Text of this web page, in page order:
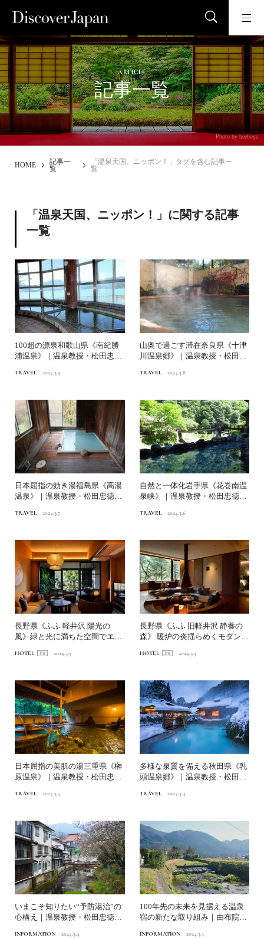
ARTICLE
記事一覧
Photo by beeboys
HOME
記事一
覧
「温泉天国、ニッポン！」タグを含む記事一
覧
「温泉天国、ニッポン！」に関する記事
一覧
100超の源泉和歌山県《南紀勝
浦温泉》｜温泉教授・松田忠徳
TRAVEL 2024.3.9
山奥で過ごす滞在奈良県《十津
川温泉郷》｜温泉教授・松田忠
TRAVEL 2024.3.8
日本屈指の効き湯福島県《高湯
温泉》｜温泉教授・松田忠徳が
TRAVEL 2024.3.7
自然と一体化岩手県《花巻南温
泉峡》｜温泉教授・松田忠徳が
TRAVEL 2024.3.6
長野県《ふふ 軽井沢 陽光の
風》緑と光に満ちた空間でエネ
HOTEL 2024.3.5
長野県《ふふ 旧軽井沢 静養の
森》 暖炉の炎揺らめくモダンで
HOTEL 2024.3.5
日本屈指の美肌の湯三重県《榊
原温泉》｜温泉教授・松田忠徳
TRAVEL 2024.3.5
多様な泉質を備える秋田県《乳
頭温泉郷》｜温泉教授・松田忠
TRAVEL 2024.3.4
いまこそ知りたい“予防湯治”の
心構え｜温泉教授・松田忠徳が
INFORMATION 2024.3.4
100年先の未来を見据える温泉
宿の新たな取り組み｜由布院温
INFORMATION 2024.3.3